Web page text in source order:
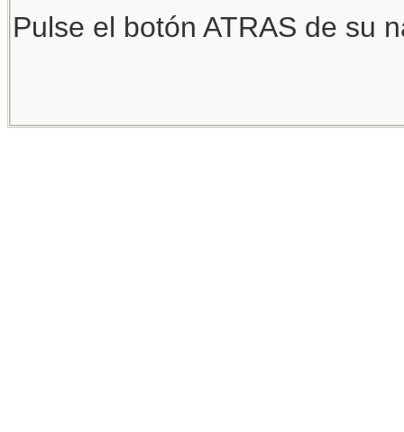
Pulse el botón ATRAS de su